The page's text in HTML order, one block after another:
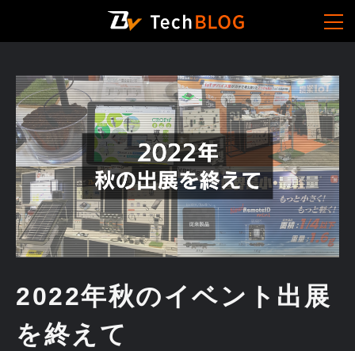
2022年秋のイベント出展
を終えて